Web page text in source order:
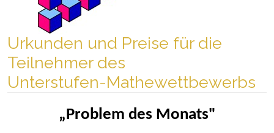
Urkunden und Preise für die
Teilnehmer des
Unterstufen-Mathewettbewerbs
„Problem des Monats"